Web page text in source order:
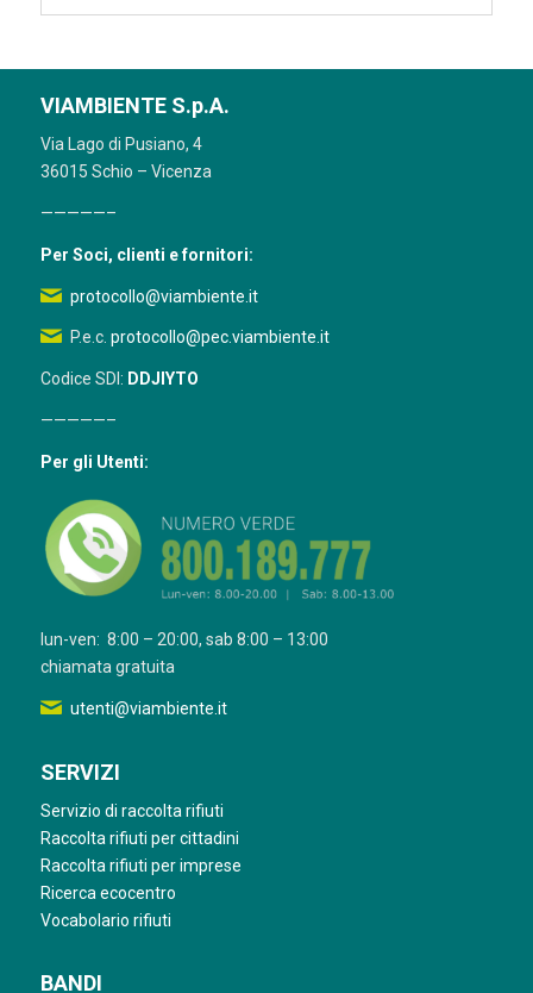
VIAMBIENTE S.p.A.
Via Lago di Pusiano, 4
36015 Schio – Vicenza
—————–
Per Soci, clienti e fornitori:
protocollo@viambiente.it
P.e.c. protocollo@pec.viambiente.it
Codice SDI: DDJIYTO
—————–
Per gli Utenti:
lun-ven: 8:00 – 20:00, sab 8:00 – 13:00
chiamata gratuita
utenti@viambiente.it
SERVIZI
Servizio di raccolta rifiuti
Raccolta rifiuti per cittadini
Raccolta rifiuti per imprese
Ricerca ecocentro
Vocabolario rifiuti
BANDI